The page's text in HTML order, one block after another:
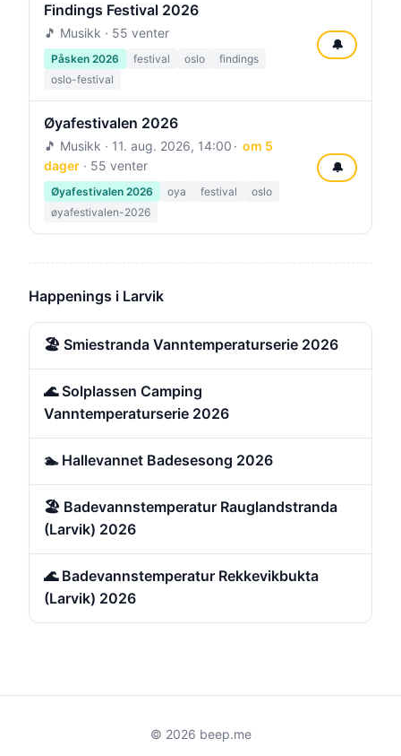
Findings Festival 2026
🎵 Musikk · 55 venter
Påsken 2026 festival oslo
findings
oslo-festival
🔔
Øyafestivalen 2026
🎵 Musikk · 11. aug. 2026, 14:00
om 5
dager · 55 venter
Øyafestivalen 2026 oya festival
oslo
øyafestivalen-2026
🔔
Happenings i Larvik
🏖️ Smiestranda Vanntemperaturserie 2026
🌊 Solplassen Camping
Vanntemperaturserie 2026
🏊 Hallevannet Badesesong 2026
🏖️ Badevannstemperatur Rauglandstranda
(Larvik) 2026
🌊 Badevannstemperatur Rekkevikbukta
(Larvik) 2026
© 2026 beep.me